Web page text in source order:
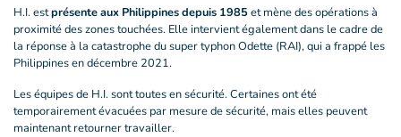
H.I. estprésente aux Philippines depuis 1985et mène des opérations à
proximité des zones touchées. Elle intervient également dans le cadre de
la réponse à la catastrophe du super typhon Odette (RAI), qui a frappé les
Philippines en décembre 2021.
Les équipes de H.I. sont toutes en sécurité. Certaines ont été
temporairement évacuées par mesure de sécurité, mais elles peuvent
maintenant retourner travailler.